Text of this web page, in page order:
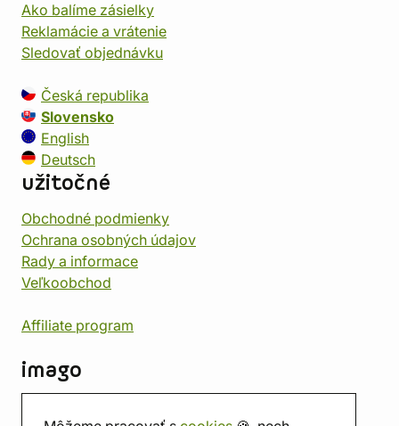
Ako balíme zásielky
Reklamácie a vrátenie
Sledovať objednávku
Česká republika
Slovensko
English
Deutsch
užitočné
Obchodné podmienky
Ochrana osobných údajov
Rady a informace
Veľkoobchod
Affiliate program
imago